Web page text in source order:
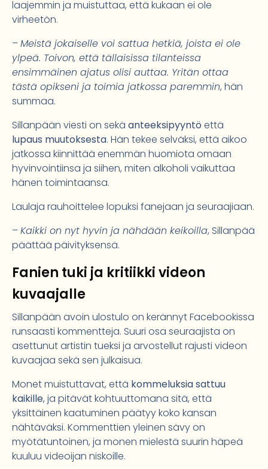
laajemmin ja muistuttaa, että kukaan ei ole
virheetön.
–Meistä jokaiselle voi sattua hetkiä, joista ei ole
ylpeä. Toivon, että tällaisissa tilanteissa
ensimmäinen ajatus olisi auttaa. Yritän ottaa
tästä opikseni ja toimia jatkossa paremmin, hän
summaa.
Sillanpään viesti on sekä anteeksipyyntö että
lupaus muutoksesta. Hän tekee selväksi, että aikoo
jatkossa kiinnittää enemmän huomiota omaan
hyvinvointiinsa ja siihen, miten alkoholi vaikuttaa
hänen toimintaansa.
Laulaja rauhoittelee lopuksi fanejaan ja seuraajiaan.
–Kaikki on nyt hyvin ja nähdään keikoilla, Sillanpää
päättää päivityksensä.
Fanien tuki ja kritiikki videon
kuvaajalle
Sillanpään avoin ulostulo on kerännyt Facebookissa
runsaasti kommentteja. Suuri osa seuraajista on
asettunut artistin tueksi ja arvostellut rajusti videon
kuvaajaa sekä sen julkaisua.
Monet muistuttavat, että kommeluksia sattuu
kaikille, ja pitävät kohtuuttomana sitä, että
yksittäinen kaatuminen päätyy koko kansan
nähtäväksi. Kommenttien yleinen sävy on
myötätuntoinen, ja monen mielestä suurin häpeä
kuuluu videoijan niskoille.